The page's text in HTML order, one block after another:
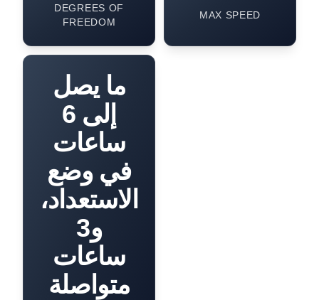
DEGREES OF
FREEDOM
MAX SPEED
ما يصل
إلى 6
ساعات
في وضع
الاستعداد،
و3
ساعات
متواصلة